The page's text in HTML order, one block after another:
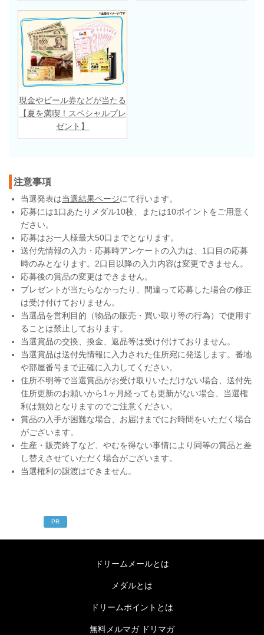
現金やビール券などが当たる
【夏を満喫！スペシャルプレ
ゼント】
注意事項
当選発表は当選結果ページにて行います。
応募には1口あたりメダル10枚、または10ポイントをご用意く
ださい。
応募はお一人様最大50口までとなります。
送付先情報の入力・応募時アンケートの入力は、1口目の応募
時のみとなります。2口目以降の入力内容は変更できません。
応募後の賞品の変更はできません。
プレゼントが当たらなかったり、間違って応募した場合の修正
は受け付けておりません。
当選品を営利目的（物品の販売・買い取り等の行為）で使用す
ることは禁止しております。
当選賞品の交換、換金、返品等は受け付けておりません。
当選賞品は送付先情報に入力された住所宛に発送します。番地
や部屋番号まで正確に入力してください。
住所不明等で当選賞品がお受け取りいただけない場合、送付先
住所更新のお願いから1ヶ月経っても更新がない場合、当選権
利は無効となりますのでご注意ください。
賞品の入手が困難な場合、お届けまでにお時間をいただく場合
がございます。
生産・販売終了など、やむを得ない事情により同等の賞品と差
し替えさせていただく場合がございます。
当選権利の譲渡はできません。
PR
ドリームメールとは
メダルとは
ドリームポイントとは
無料メルマガ ドリマガ